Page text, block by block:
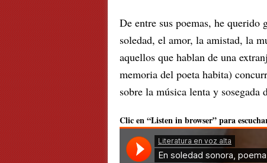
De entre sus poemas, he querido
soledad, el amor, la amistad, la
aquellos que hablan de una
memoria del poeta habita)
sobre la música lenta y sosegada
Clic en “Listen in browser” para